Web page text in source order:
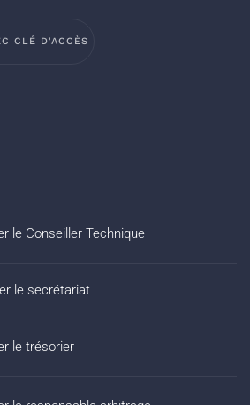
CLÉ D'ACCÈS
le Conseiller Technique
le secrétariat
le trésorier